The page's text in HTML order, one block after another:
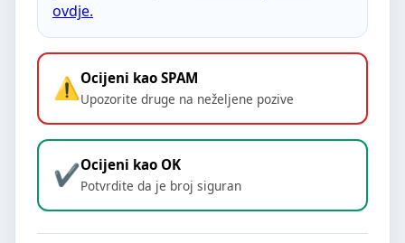
ovdje.
Ocijeni kao SPAM
Upozorite druge na neželjene pozive
Ocijeni kao OK
Potvrdite da je broj siguran